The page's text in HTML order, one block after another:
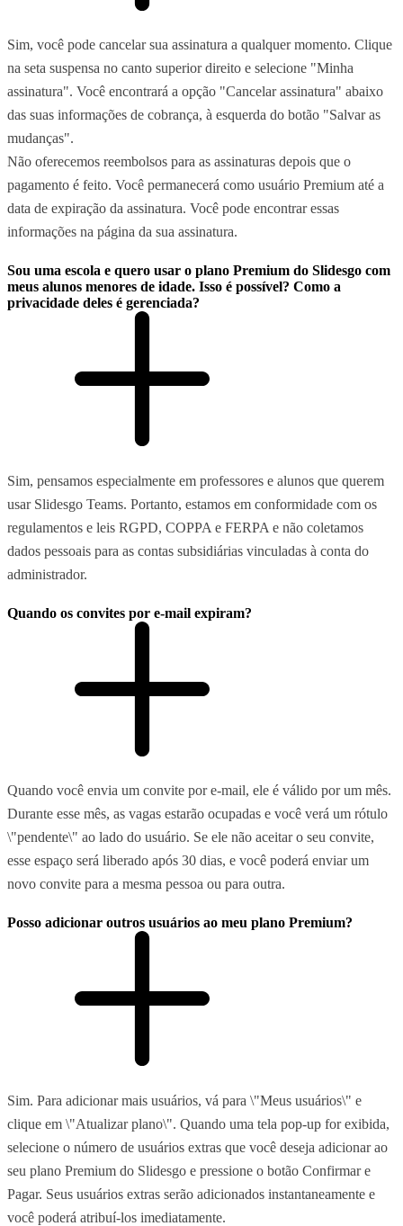
Sim, você pode cancelar sua assinatura a qualquer momento. Clique
na seta suspensa no canto superior direito e selecione "Minha
assinatura". Você encontrará a opção "Cancelar assinatura" abaixo
das suas informações de cobrança, à esquerda do botão "Salvar as
mudanças".
Não oferecemos reembolsos para as assinaturas depois que o
pagamento é feito. Você permanecerá como usuário Premium até a
data de expiração da assinatura. Você pode encontrar essas
informações na página da sua assinatura.
Sou uma escola e quero usar o plano Premium do Slidesgo com
meus alunos menores de idade. Isso é possível? Como a
privacidade deles é gerenciada?
Sim, pensamos especialmente em professores e alunos que querem
usar Slidesgo Teams. Portanto, estamos em conformidade com os
regulamentos e leis RGPD, COPPA e FERPA e não coletamos
dados pessoais para as contas subsidiárias vinculadas à conta do
administrador.
Quando os convites por e-mail expiram?
Quando você envia um convite por e-mail, ele é válido por um mês.
Durante esse mês, as vagas estarão ocupadas e você verá um rótulo
\"pendente\" ao lado do usuário. Se ele não aceitar o seu convite,
esse espaço será liberado após 30 dias, e você poderá enviar um
novo convite para a mesma pessoa ou para outra.
Posso adicionar outros usuários ao meu plano Premium?
Sim. Para adicionar mais usuários, vá para \"Meus usuários\" e
clique em \"Atualizar plano\". Quando uma tela pop-up for exibida,
selecione o número de usuários extras que você deseja adicionar ao
seu plano Premium do Slidesgo e pressione o botão Confirmar e
Pagar. Seus usuários extras serão adicionados instantaneamente e
você poderá atribuí-los imediatamente.